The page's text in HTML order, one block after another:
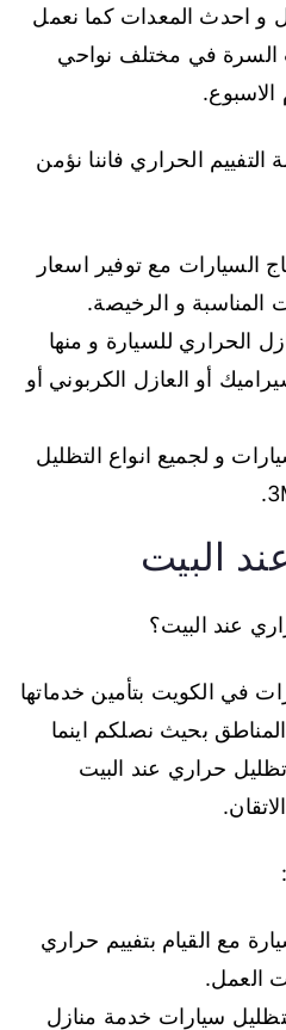
و احدث المعدات كما نعمل
السرة في مختلف نواحي
التفييم الحراري فاننا نؤمن
مع توفير اسعار
المناسبة و الرخيصة.
الحراري للسيارة و منها
أو العازل الكربوني أو
و لجميع انواع التظليل
البيت
عند البيت؟
في الكويت بتأمين خدماتها
بحيث نصلكم اينما
حراري عند البيت
مع القيام بتفييم حراري
العمل.
سيارات خدمة منازل